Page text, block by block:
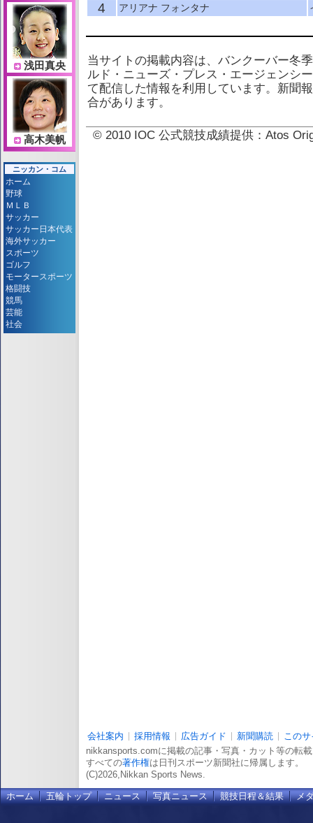
4 アリアナ フォンタナ
当サイトの掲載内容は、バンクーバー冬
ルド・ニューズ・プレス・エージェンシ
て配信した情報を利用しています。新聞
合があります。
© 2010 IOC 公式競技成績提供：Atos
浅田真央
高木美帆
ニッカン・コム
ホーム
野球
ＭＬＢ
サッカー
サッカー日本代表
海外サッカー
スポーツ
ゴルフ
モータースポーツ
格闘技
競馬
芸能
社会
会社案内 採用情報 広告ガイド 新聞購読
この
nikkansports.comに掲載の記事・写真・カット等の転
すべての著作権は日刊スポーツ新聞社に帰属します。
(C)2026,Nikkan Sports News.
ホーム 五輪トップ ニュース 写真ニュース 競技日程＆結果 メ